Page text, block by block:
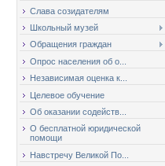
Слава созидателям
Школьный музей
Обращения граждан
Опрос населения об о...
Независимая оценка к...
Целевое обучение
Об оказании содейств...
О бесплатной юридической
помощи
Навстречу Великой По...